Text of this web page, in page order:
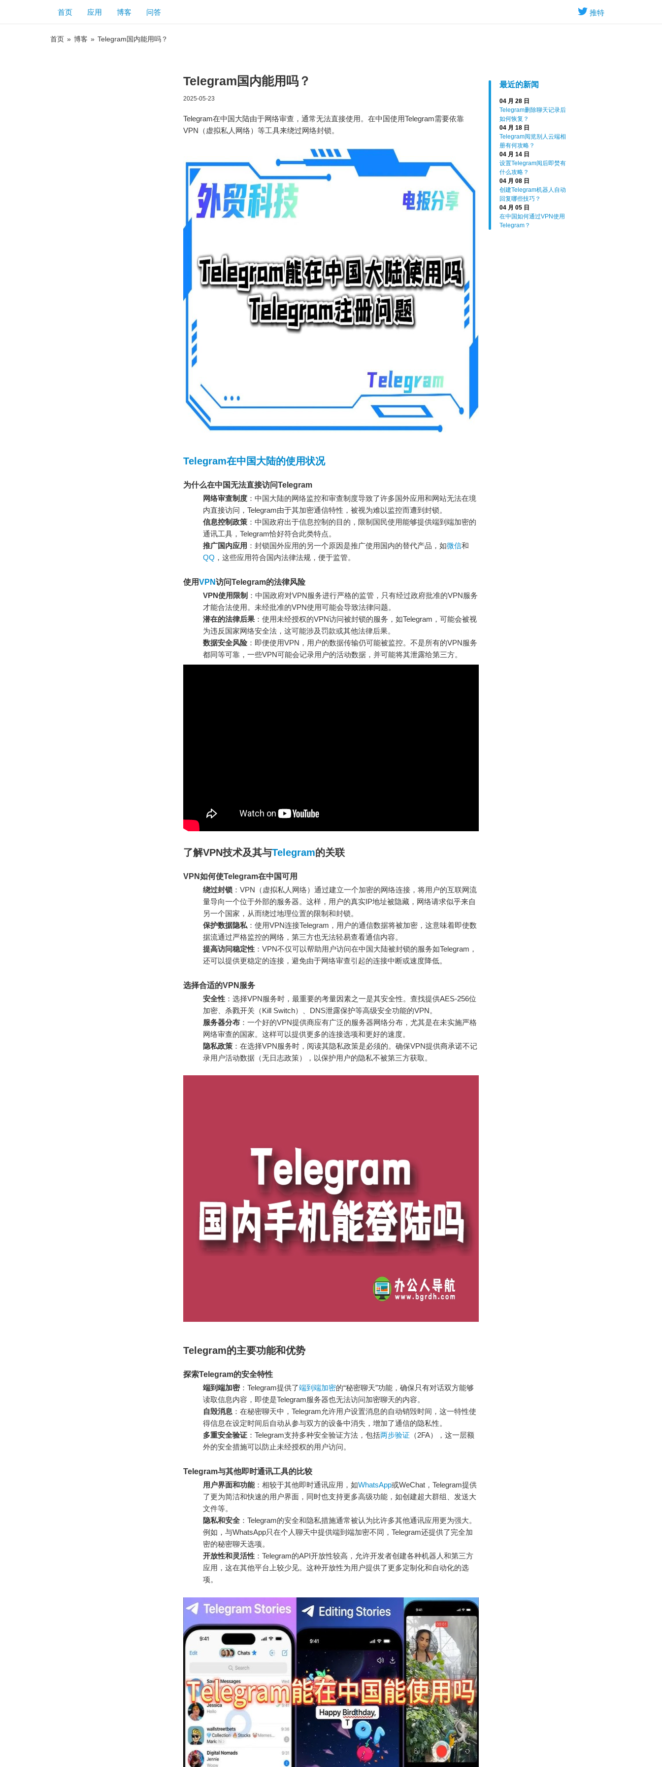
推特
首页 应用 博客 问答
首页 » 博客 » Telegram国内能用吗？
最近的新闻
04 月 28 日
Telegram删除聊天记录后
如何恢复？
04 月 18 日
Telegram阅览别人云端相
册有何攻略？
04 月 14 日
设置Telegram阅后即焚有
什么攻略？
04 月 08 日
创建Telegram机器人自动
回复哪些技巧？
04 月 05 日
在中国如何通过VPN使用
Telegram？
Telegram国内能用吗？
2025-05-23
Telegram在中国大陆由于网络审查，通常无法直接使用。在中国使用Telegram需要依靠
VPN（虚拟私人网络）等工具来绕过网络封锁。
Telegram在中国大陆的使用状况
为什么在中国无法直接访问Telegram
网络审查制度 ：中国大陆的网络监控和审查制度导致了许多国外应用和网站无法在境
内直接访问，Telegram由于其加密通信特性，被视为难以监控而遭到封锁。
信息控制政策 ：中国政府出于信息控制的目的，限制国民使用能够提供端到端加密的
通讯工具，Telegram恰好符合此类特点。
推广国内应用 ：封锁国外应用的另一个原因是推广使用国内的替代产品，如微信和
QQ ，这些应用符合国内法律法规，便于监管。
使用VPN访问Telegram的法律风险
VPN使用限制 ：中国政府对VPN服务进行严格的监管，只有经过政府批准的VPN服务
才能合法使用。未经批准的VPN使用可能会导致法律问题。
潜在的法律后果 ：使用未经授权的VPN访问被封锁的服务，如Telegram，可能会被视
为违反国家网络安全法，这可能涉及罚款或其他法律后果。
数据安全风险：即便使用VPN，用户的数据传输仍可能被监控。不是所有的VPN服务
都同等可靠，一些VPN可能会记录用户的活动数据，并可能将其泄露给第三方。
了解VPN技术及其与Telegram的关联
VPN如何使Telegram在中国可用
绕过封锁 ：VPN（虚拟私人网络）通过建立一个加密的网络连接，将用户的互联网流
量导向一个位于外部的服务器。这样，用户的真实IP地址被隐藏，网络请求似乎来自
另一个国家，从而绕过地理位置的限制和封锁。
保护数据隐私 ：使用VPN连接Telegram，用户的通信数据将被加密，这意味着即使数
据流通过严格监控的网络，第三方也无法轻易查看通信内容。
提高访问稳定性 ：VPN不仅可以帮助用户访问在中国大陆被封锁的服务如Telegram，
还可以提供更稳定的连接，避免由于网络审查引起的连接中断或速度降低。
选择合适的VPN服务
安全性 ：选择VPN服务时，最重要的考量因素之一是其安全性。查找提供AES-256位
加密、杀戮开关（Kill Switch）、DNS泄露保护等高级安全功能的VPN。
服务器分布 ：一个好的VPN提供商应有广泛的服务器网络分布，尤其是在未实施严格
网络审查的国家。这样可以提供更多的连接选项和更好的速度。
隐私政策 ：在选择VPN服务时，阅读其隐私政策是必须的。确保VPN提供商承诺不记
录用户活动数据（无日志政策），以保护用户的隐私不被第三方获取。
Telegram的主要功能和优势
探索Telegram的安全特性
端到端加密：Telegram提供了端到端加密的“秘密聊天”功能，确保只有对话双方能够
读取信息内容，即使是Telegram服务器也无法访问加密聊天的内容。
自毁消息 ：在秘密聊天中，Telegram允许用户设置消息的自动销毁时间，这一特性使
得信息在设定时间后自动从参与双方的设备中消失，增加了通信的隐私性。
多重安全验证 ：Telegram支持多种安全验证方法，包括两步验证 （2FA），这一层额
外的安全措施可以防止未经授权的用户访问。
Telegram与其他即时通讯工具的比较
用户界面和功能：相较于其他即时通讯应用，如WhatsApp或WeChat，Telegram提供
了更为简洁和快速的用户界面，同时也支持更多高级功能，如创建超大群组、发送大
文件等。
隐私和安全：Telegram的安全和隐私措施通常被认为比许多其他通讯应用更为强大。
例如，与WhatsApp只在个人聊天中提供端到端加密不同，Telegram还提供了完全加
密的秘密聊天选项。
开放性和灵活性 ：Telegram的API开放性较高，允许开发者创建各种机器人和第三方
应用，这在其他平台上较少见。这种开放性为用户提供了更多定制化和自动化的选
项。